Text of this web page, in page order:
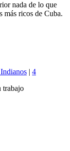
nada de lo que
más ricos de Cuba.
| 4
trabajo